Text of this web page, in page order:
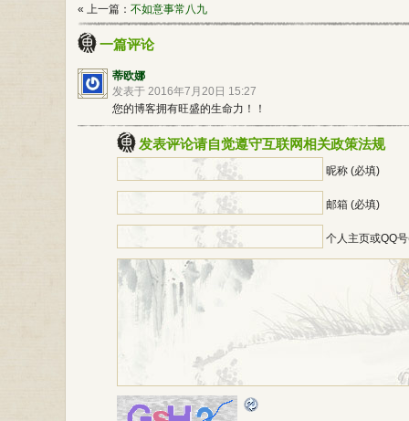
« 上一篇： 不如意事常八九
一篇评论
蒂欧娜
发表于 2016年7月20日 15:27
您的博客拥有旺盛的生命力！！
发表评论请自觉遵守互联网相关政策法规
昵称 (必填)
邮箱 (必填)
个人主页或QQ